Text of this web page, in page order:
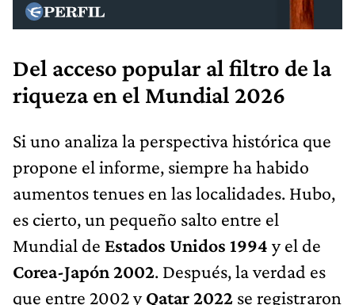
Del acceso popular al filtro de la
riqueza en el Mundial 2026
Si uno analiza la perspectiva histórica que
propone el informe, siempre ha habido
aumentos tenues en las localidades. Hubo,
es cierto, un pequeño salto entre el
Mundial de Estados Unidos 1994 y el de
Corea-Japón 2002. Después, la verdad es
que entre 2002 yQatar 2022 se registraron